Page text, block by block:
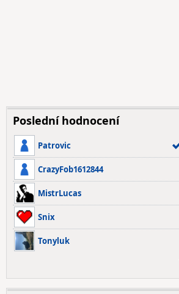
Poslední hodnocení
Patrovic
CrazyFob1612844
MistrLucas
Snix
Tonyluk